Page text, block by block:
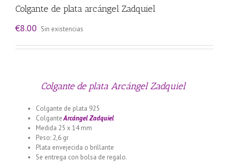
Colgante de plata arcángel Zadquiel
€8.00 Sin existencias
Colgante de plata Arcángel Zadquiel
Colgante de plata 925
ColganteArcángel Zadquiel
Medida 25 x 14 mm
Peso: 2,6 gr
Plata envejecida o brillante
Se entrega con bolsa de regalo.